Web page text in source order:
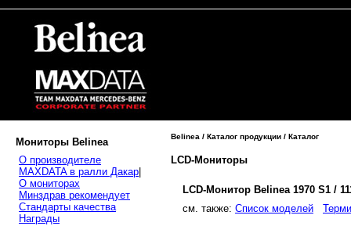
Мониторы Belinea
О производителе
MAXDATA в ралли Дакар
О мониторах
Минздрав рекомендует
Стандарты качества
Награды
Belinea / Каталог продукции / Каталог
LCD-Мониторы
LCD-Монитор Belinea 1970 S1 /
cм. также: Список моделей